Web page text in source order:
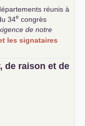
réunis à
34e congrès
de notre
les signataires
de raison et de